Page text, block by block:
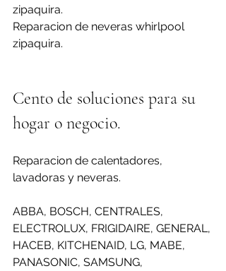
zipaquira.
Reparacion de neveras whirlpool
zipaquira.
Cento de soluciones para su
hogar o negocio.
Reparacion de calentadores,
lavadoras y neveras.
ABBA, BOSCH, CENTRALES,
ELECTROLUX, FRIGIDAIRE, GENERAL,
HACEB, KITCHENAID, LG, MABE,
PANASONIC, SAMSUNG,